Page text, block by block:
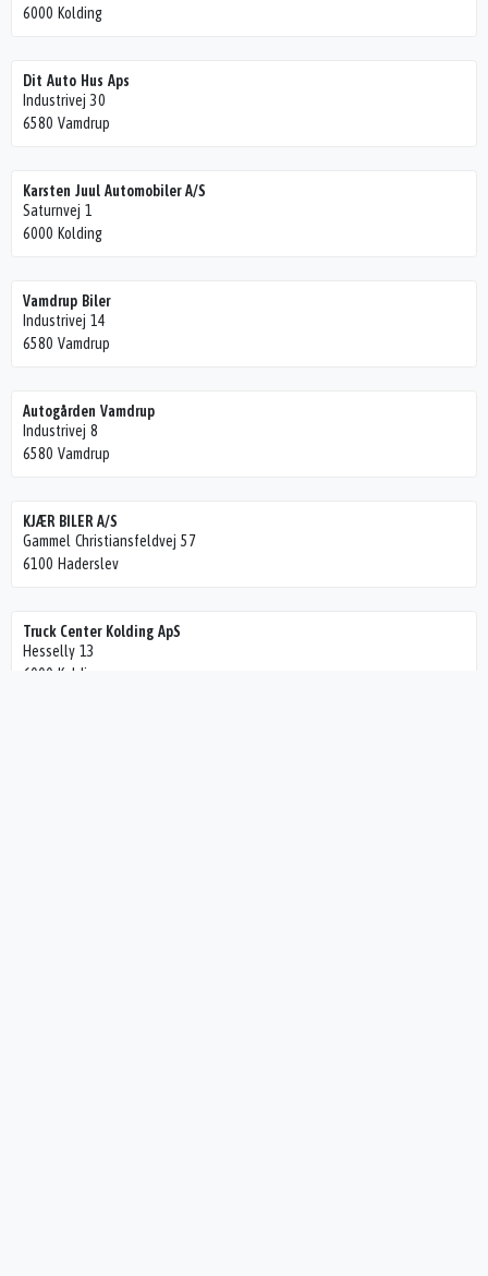
6000 Kolding
Dit Auto Hus Aps
Industrivej 30
6580 Vamdrup
Karsten Juul Automobiler A/S
Saturnvej 1
6000 Kolding
Vamdrup Biler
Industrivej 14
6580 Vamdrup
Autogården Vamdrup
Industrivej 8
6580 Vamdrup
KJÆR BILER A/S
Gammel Christiansfeldvej 57
6100 Haderslev
Truck Center Kolding ApS
Hesselly 13
6000 Kolding